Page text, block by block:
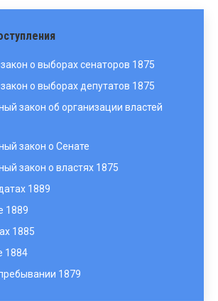
о выборах сенаторов 1875
о выборах депутатов 1875
закон об организации властей
закон о Сенате
закон о властях 1875
1889
1889
1885
1884
1879